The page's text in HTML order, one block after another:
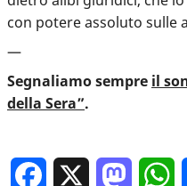
con potere assoluto sulle
—
Segnaliamo sempre il
della Sera”.
Facebook